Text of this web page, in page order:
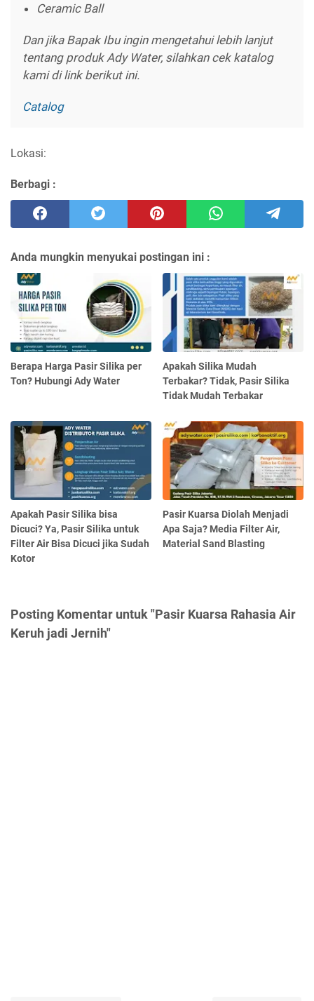
Ceramic Ball
Dan jika Bapak Ibu ingin mengetahui lebih lanjut
tentang produk Ady Water, silahkan cek katalog
kami di link berikut ini.
Catalog
Lokasi:
Berbagi :
Anda mungkin menyukai postingan ini :
Berapa Harga Pasir Silika per
Ton? Hubungi Ady Water
Apakah Silika Mudah
Terbakar? Tidak, Pasir Silika
Tidak Mudah Terbakar
Apakah Pasir Silika bisa
Dicuci? Ya, Pasir Silika untuk
Filter Air Bisa Dicuci jika Sudah
Kotor
Pasir Kuarsa Diolah Menjadi
Apa Saja? Media Filter Air,
Material Sand Blasting
Posting Komentar untuk "Pasir Kuarsa Rahasia Air
Keruh jadi Jernih"